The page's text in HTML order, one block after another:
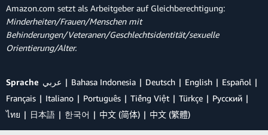
Amazon.com setzt als Arbeitgeber auf Gleichberechtigung:
Minderheiten/Frauen/Menschen mit
Behinderungen/Veteranen/Geschlechtsidentität/sexuelle
Orientierung/Alter.
Sprache عربي Bahasa Indonesia Deutsch English
Español
Français
Italiano Português Tiếng Việt Türkçe
Ρусский
ไทย
日本語 한국어 中文 (简体) 中文 (繁體)